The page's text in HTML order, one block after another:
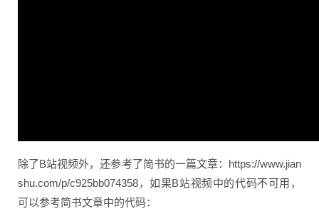
除了B站视频外，还参考了简书的一篇文章：https://www.jian
shu.com/p/c925bb074358，如果B站视频中的代码不可用，
可以参考简书文章中的代码：